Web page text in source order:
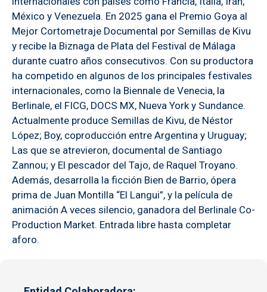
México y Venezuela. En 2025 gana el Premio Goya al
Mejor Cortometraje Documental por Semillas de Kivu
y recibe la Biznaga de Plata del Festival de Málaga
durante cuatro años consecutivos. Con su productora
ha competido en algunos de los principales festivales
internacionales, como la Biennale de Venecia, la
Berlinale, el FICG, DOCS MX, Nueva York y Sundance.
Actualmente produce Semillas de Kivu, de Néstor
López; Boy, coproducción entre Argentina y Uruguay;
Las que se atrevieron, documental de Santiago
Zannou; y El pescador del Tajo, de Raquel Troyano.
Además, desarrolla la ficción Bien de Barrio, ópera
prima de Juan Montilla “El Langui”, y la película de
animación A veces silencio, ganadora del Berlinale Co-
Production Market. Entrada libre hasta completar
aforo.